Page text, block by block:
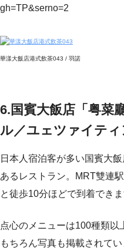
gh=TP&serno=2
華漾大飯店港式飲茶043 / 羽諾
6.国賓大飯店「粤菜
ル／ユェツァイティ
日本人宿泊客が多い国賓大
あるレストラン。MRT雙連
と徒歩10分ほどで到着できま
点心のメニューは100種類以
もちろん写真も掲載されて